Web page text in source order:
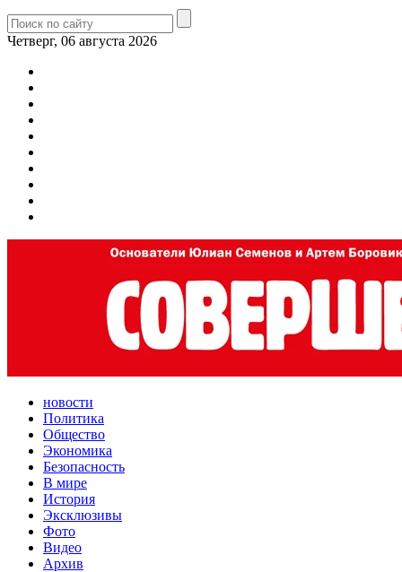
Четверг, 06 августа 2026
новости
Политика
Общество
Экономика
Безопасность
В мире
История
Эксклюзивы
Фото
Видео
Архив